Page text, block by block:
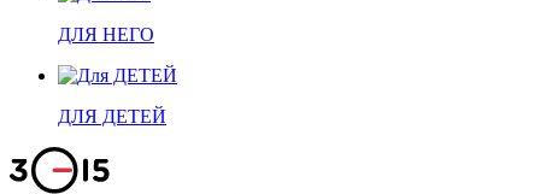
ДЛЯ НЕГО
ДЛЯ ДЕТЕЙ